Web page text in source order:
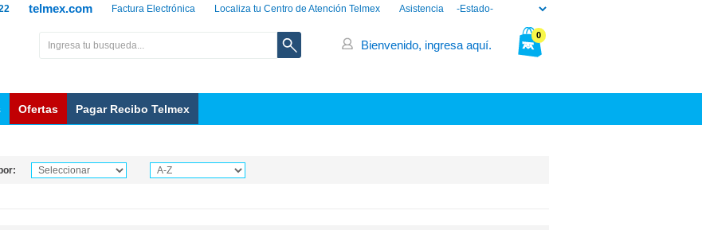
Asistencia
Localiza tu Centro de Atención Telmex
Factura Electrónica
telmex.com
0
Bienvenido, ingresa aquí.
Ofertas Pagar Recibo Telmex